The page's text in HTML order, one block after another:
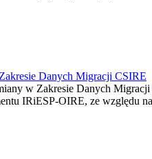
Danych Migracji CSIRE
w Zakresie Danych Migracji
IRiESP-OIRE, ze względu